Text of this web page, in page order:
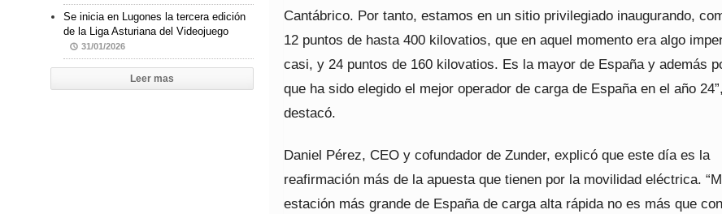
Cantábrico. Por tanto, estamos en un sitio privilegiado inaugurando,
12 puntos de hasta 400 kilovatios, que en aquel momento era algo
casi, y 24 puntos de 160 kilovatios. Es la mayor de España y además
que ha sido elegido el mejor operador de carga de España en el año 24”,
destacó.
Daniel Pérez, CEO y cofundador de Zunder, explicó que este día es la
reafirmación más de la apuesta que tienen por la movilidad eléctrica.
estación más grande de España de carga alta rápida no es más que
Se inicia en Lugones la tercera edición
de la Liga Asturiana del Videojuego
31/01/2026
Leer mas